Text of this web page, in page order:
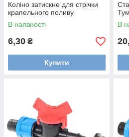
Коліно затискне для стрічки
крапельного поливу
В наявності
6,30 ₴
Купити
В